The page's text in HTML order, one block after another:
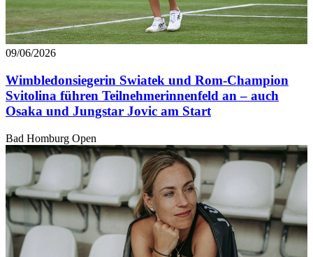
09/06/2026
Wimbledonsiegerin Swiatek und Rom-Champion
Svitolina führen Teilnehmerinnenfeld an – auch
Osaka und Jungstar Jovic am Start
Bad Homburg Open